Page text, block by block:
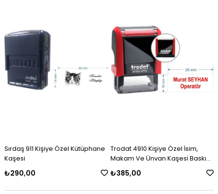
Sırdaş 911 Kişiye Özel Kütüphane
Kaşesi
₺290,00
Trodat 4910 Kişiye Özel İsim,
Makam Ve Ünvan Kaşesi Baskı
Alanı 26 x 10 mm'dir.
₺385,00